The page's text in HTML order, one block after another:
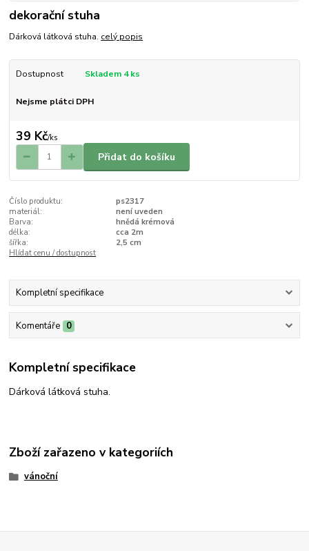
dekorační stuha
Dárková látková stuha. celý popis
Dostupnost Skladem 4 ks
Nejsme plátci DPH
39 Kč/ks
Přidat do košíku
Číslo produktu:
ps2317
materiál:
není uveden
Barva:
hnědá krémová
délka:
cca 2m
šířka:
2,5 cm
Hlídat cenu / dostupnost
Kompletní specifikace
Komentáře 0
Kompletní specifikace
Dárková látková stuha.
Zboží zařazeno v kategoriích
vánoční